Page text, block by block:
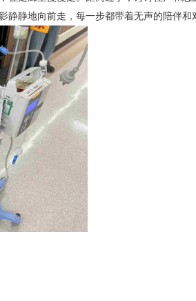
静地向前走，每一步都带着无声的陪伴和